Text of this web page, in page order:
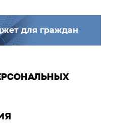
для граждан